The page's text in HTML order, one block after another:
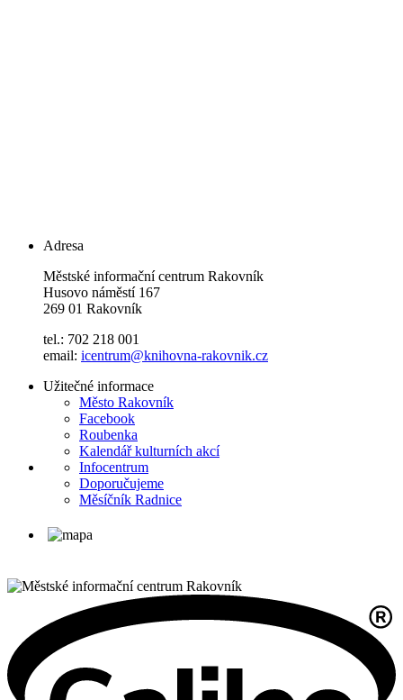
Adresa
Městské informační centrum Rakovník
Husovo náměstí 167
269 01 Rakovník
tel.: 702 218 001
email: icentrum@knihovna-rakovnik.cz
Užitečné informace
Město Rakovník
Facebook
Roubenka
Kalendář kulturních akcí
Infocentrum
Doporučujeme
Měsíčník Radnice